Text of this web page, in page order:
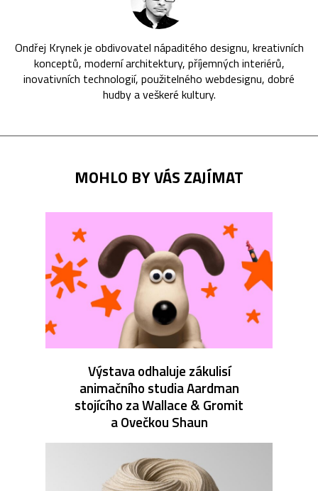
Ondřej Krynek je obdivovatel nápaditého designu, kreativních
konceptů, moderní architektury, příjemných interiérů,
inovativních technologií, použitelného webdesignu, dobré
hudby a veškeré kultury.
MOHLO BY VÁS ZAJÍMAT
Výstava odhaluje zákulisí
animačního studia Aardman
stojícího za Wallace & Gromit
a Ovečkou Shaun